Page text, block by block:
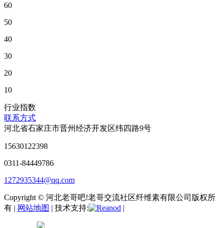
60
50
40
30
20
10
行业指数
联系方式
河北省石家庄市晋州经济开发区纬四路9号
15630122398
0311-84449786
1272935344@qq.com
Copyright © 河北老哥吧!老哥交流社区纤维素有限公司版权所
有 | 网站地图 | 技术支持: |